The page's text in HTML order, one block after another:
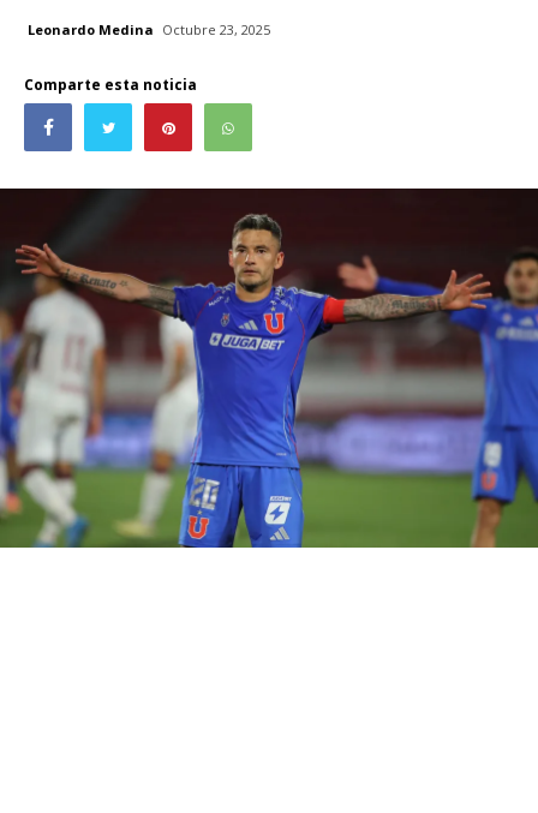
Leonardo Medina Octubre 23, 2025
Comparte esta noticia